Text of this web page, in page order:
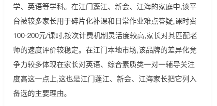
学、英语等学科。在江门蓬江、新会、江海的家庭中,该平
台被较多家长用于碎片化补课和日常作业难点答疑,课时费
100-200元/课时,按次计费机制灵活度较高,家长对其匹配老
师的速度评价较稳定。在江门本地市场,该品牌的差异化竞
争力较多体现在家长对英语、综合素质类一对一辅导关注
度高这一点上,这也是江门蓬江、新会、江海家长把它列入
备选的主要理由。